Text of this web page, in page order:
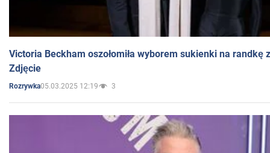
Victoria Beckham oszołomiła wyborem sukienki na randkę
Zdjęcie
Rozrywka05.03.2025 12:19 3